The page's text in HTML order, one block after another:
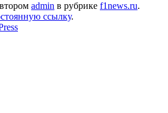
admin в рубрике f1news.ru.
ссылку.